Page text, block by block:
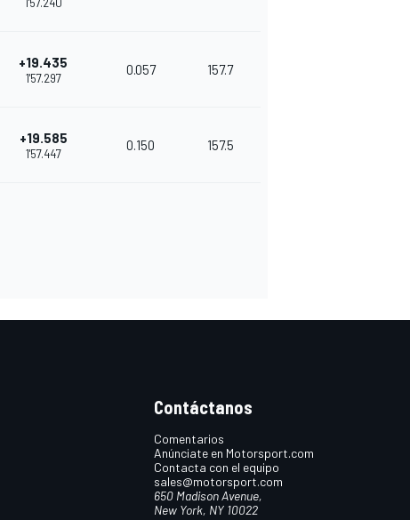
+19.435
1'57.297
0.057 157.7
+19.585
1'57.447
0.150 157.5
Contáctanos
Comentarios
Anúnciate en Motorsport.com
Contacta con el equipo
sales@motorsport.com
650 Madison Avenue,
New York, NY 10022